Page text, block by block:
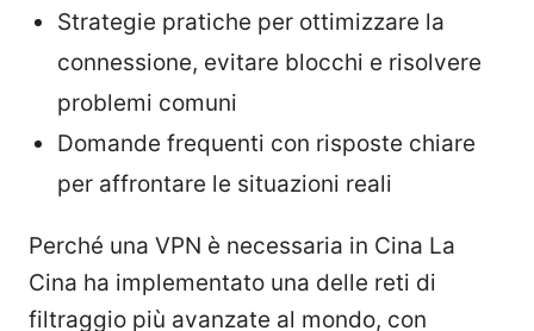
Strategie pratiche per ottimizzare la
connessione, evitare blocchi e risolvere
problemi comuni
Domande frequenti con risposte chiare
per affrontare le situazioni reali
Perché una VPN è necessaria in Cina La
Cina ha implementato una delle reti di
filtraggio più avanzate al mondo, con